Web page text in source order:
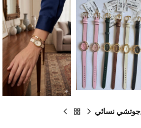
جوتشي نسائي